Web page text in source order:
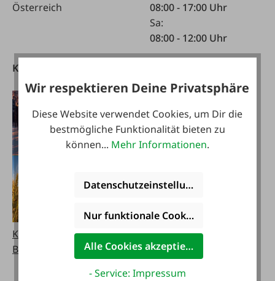
Österreich
08:00 - 17:00 Uhr
Sa:
08:00 - 12:00 Uhr
Kataloge
Kataloge bestellen
Blätterbare Kataloge
herunterladen
Wir respektieren Deine Privatsphäre
Diese Website verwendet Cookies, um Dir die
bestmögliche Funktionalität bieten zu
können... Mehr Informationen.
Datenschutzeinstellungen
Nur funktionale Cookies akzeptieren
Alle Cookies akzeptieren
- Service: Impressum